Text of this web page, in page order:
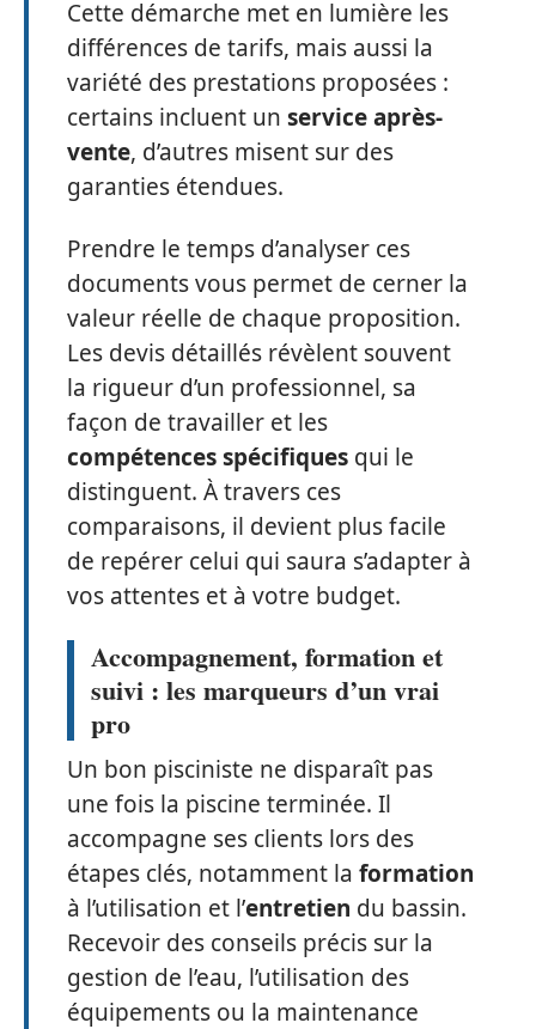
Cette démarche met en lumière les
différences de tarifs, mais aussi la
variété des prestations proposées :
certains incluent un service après-
vente, d’autres misent sur des
garanties étendues.
Prendre le temps d’analyser ces
documents vous permet de cerner la
valeur réelle de chaque proposition.
Les devis détaillés révèlent souvent
la rigueur d’un professionnel, sa
façon de travailler et les
compétences spécifiques qui le
distinguent. À travers ces
comparaisons, il devient plus facile
de repérer celui qui saura s’adapter à
vos attentes et à votre budget.
Accompagnement, formation et
suivi : les marqueurs d’un vrai
pro
Un bon pisciniste ne disparaît pas
une fois la piscine terminée. Il
accompagne ses clients lors des
étapes clés, notamment la formation
à l’utilisation et l’entretien du bassin.
Recevoir des conseils précis sur la
gestion de l’eau, l’utilisation des
équipements ou la maintenance